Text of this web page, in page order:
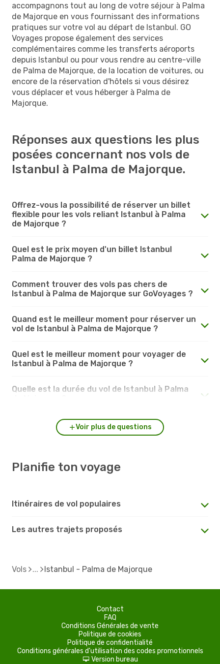
accompagnons tout au long de votre séjour à Palma
de Majorque en vous fournissant des informations
pratiques sur votre vol au départ de Istanbul. GO
Voyages propose également des services
complémentaires comme les transferts aéroports
depuis Istanbul ou pour vous rendre au centre-ville
de Palma de Majorque, de la location de voitures, ou
encore de la réservation d'hôtels si vous désirez
vous déplacer et vous héberger à Palma de
Majorque.
Réponses aux questions les plus
posées concernant nos vols de
Istanbul à Palma de Majorque.
Offrez-vous la possibilité de réserver un billet
flexible pour les vols reliant Istanbul à Palma
de Majorque ?
Quel est le prix moyen d'un billet Istanbul
Palma de Majorque ?
Comment trouver des vols pas chers de
Istanbul à Palma de Majorque sur GoVoyages ?
Quand est le meilleur moment pour réserver un
vol de Istanbul à Palma de Majorque ?
Quel est le meilleur moment pour voyager de
Istanbul à Palma de Majorque ?
Quelle est la durée du vol de Istanbul à Palma
Voir plus de questions
Planifie ton voyage
Itinéraires de vol populaires
Les autres trajets proposés
Vols Istanbul - Palma de Majorque
Contact
FAQ
Conditions Générales de vente
Politique de cookies
Politique de confidentialité
Conditions générales d'utilisation des codes promotionnels
d Version bureau